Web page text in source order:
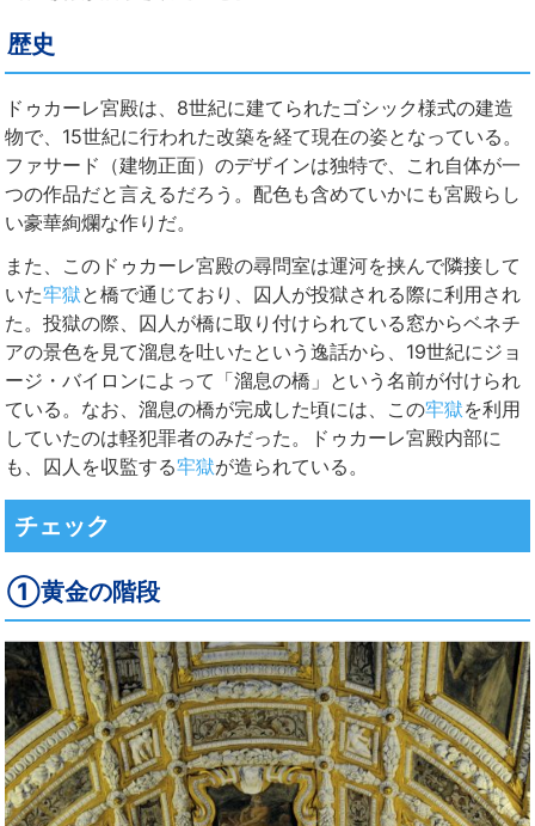
歴史
ドゥカーレ宮殿は、8世紀に建てられたゴシック様式の建造
物で、15世紀に行われた改築を経て現在の姿となっている。
ファサード（建物正面）のデザインは独特で、これ自体が一
つの作品だと言えるだろう。配色も含めていかにも宮殿らし
い豪華絢爛な作りだ。
また、このドゥカーレ宮殿の尋問室は運河を挟んで隣接して
いた牢獄と橋で通じており、囚人が投獄される際に利用され
た。投獄の際、囚人が橋に取り付けられている窓からベネチ
アの景色を見て溜息を吐いたという逸話から、19世紀にジョ
ージ・バイロンによって「溜息の橋」という名前が付けられ
ている。なお、溜息の橋が完成した頃には、この牢獄を利用
していたのは軽犯罪者のみだった。ドゥカーレ宮殿内部に
も、囚人を収監する牢獄が造られている。
チェック
①黄金の階段